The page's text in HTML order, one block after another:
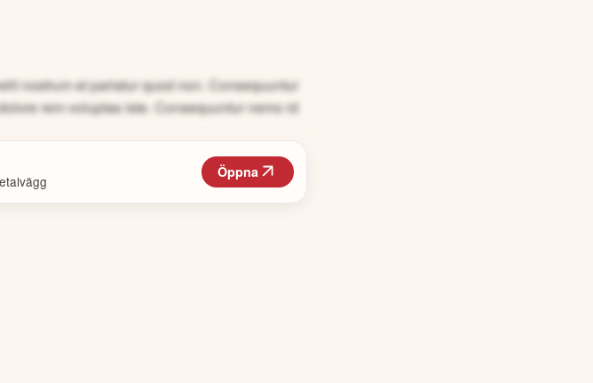
nostrum et pariatur quod non. Consequuntur
rem voluptas iste. Consequuntur nemo id
Öppna